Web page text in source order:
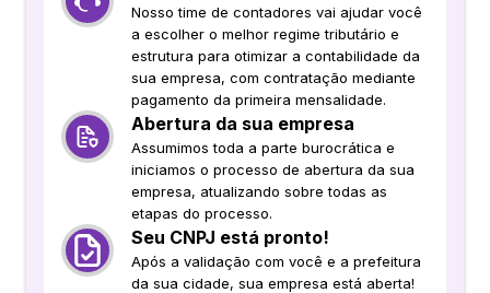
Nosso time de contadores vai ajudar você
a escolher o melhor regime tributário e
estrutura para otimizar a contabilidade da
sua empresa, com contratação mediante
pagamento da primeira mensalidade.
Abertura da sua empresa
Assumimos toda a parte burocrática e
iniciamos o processo de abertura da sua
empresa, atualizando sobre todas as
etapas do processo.
Seu CNPJ está pronto!
Após a validação com você e a prefeitura
da sua cidade, sua empresa está aberta!